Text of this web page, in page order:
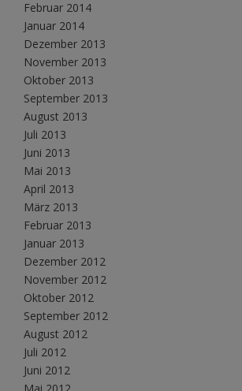
Februar 2014
Januar 2014
Dezember 2013
November 2013
Oktober 2013
September 2013
August 2013
Juli 2013
Juni 2013
Mai 2013
April 2013
März 2013
Februar 2013
Januar 2013
Dezember 2012
November 2012
Oktober 2012
September 2012
August 2012
Juli 2012
Juni 2012